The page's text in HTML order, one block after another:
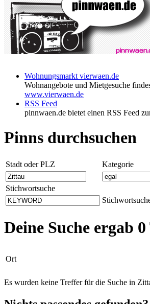
Wohnungsmarkt vierwaen.de
Wohnangebote und Mietgesuche
www.vierwaen.de
RSS Feed
pinnwaen.de bietet einen RSS Feed
Pinns durchsuchen
Stadt oder PLZ Kategorie
Stichwortsuche
Deine Suche ergab
Ort
Es wurden keine Treffer für die Suche in